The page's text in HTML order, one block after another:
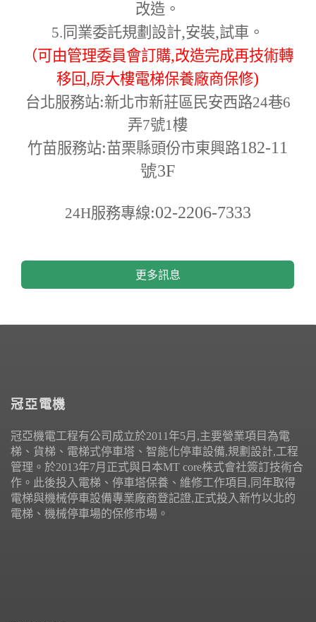
改造。
5. 同業委託規劃設計,安裝,試車。
（可由管理委員會訂購,改造完成再技術轉
移回,原大樓電梯保養廠商保修)
台北服務站:新北市新莊區民安西路24巷6
弄7號1樓
竹苗服務站:苗栗縣頭份市東興路182-11
號3F
24H服務專線:02-2206-7333
更多訊息
冠亞電機
冠亞機電工程有公司成立於2011年5月,主要營業項目為電
梯、貨梯、電梯式停車塔、智能化停車設備,規劃設計,工程
管理。於2013年7月正式與日本MT core株式會社簽訂技術合
作。此後投入電梯、停車塔保養、維修工作項目,同年取得
電梯與機械停車設備專業廠商登記證,正式投入新竹以北的
電梯、機械停車場的保修市場。